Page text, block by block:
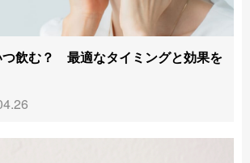
つ飲む？ 最適なタイミングと効果を